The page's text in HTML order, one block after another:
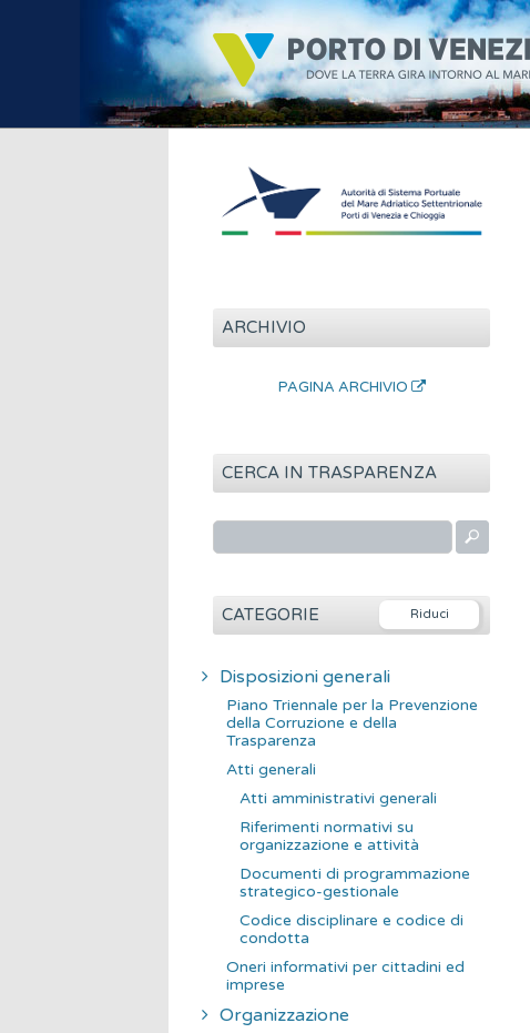
ARCHIVIO
PAGINA ARCHIVIO
CERCA IN TRASPARENZA
r
CATEGORIE
Disposizioni generali
Piano Triennale per la Prevenzione
della Corruzione e della
Trasparenza
Atti generali
Atti amministrativi generali
Riferimenti normativi su
organizzazione e attività
Documenti di programmazione
strategico-gestionale
Codice disciplinare e codice di
condotta
Oneri informativi per cittadini ed
imprese
Organizzazione